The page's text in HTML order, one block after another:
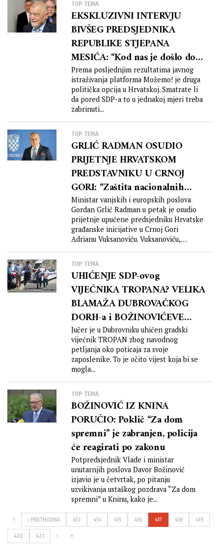
TOP TEMA
EKSKLUZIVNI INTERVJU
BIVŠEG PREDSJEDNIKA
REPUBLIKE STJEPANA
MESIĆA: “Kod nas je došlo do
nenamjerne zablude da su ‘Za
dom spremni’ koristili HOS-
ovci koji su branili Hrvatsku –
što nije istina! U nikakvim
bitkama nikakav HOS nije
sudjelovao!”
Prema posljednjim rezultatima javnog
istraživanja platforma Možemo! je druga
politička opcija u Hrvatskoj. Smatrate li
da pored SDP-a to u jednakoj mjeri treba
zabrinuti...
TOP TEMA
GRLIĆ RADMAN OSUDIO
PRIJETNJE HRVATSKOM
PREDSTAVNIKU U CRNOJ
GORI: “Zaštita nacionalnih
manjina okosnica je
bilateralnih odnosa”
Ministar vanjskih i europskih poslova
Gordan Grlić Radman u petak je osudio
prijetnje upućene predsjedniku Hrvatske
građanske inicijative u Crnoj Gori
Adrianu Vuksanoviću. Vuksanoviću,
TOP TEMA
UHIĆENJE SDP-ovog
VIJEĆNIKA TROPANA? VELIKA
BLAMAŽA DUBROVAČKOG
DORH-a i BOŽINOVIĆEVE
POLICIJE?!
Jučer je u Dubrovniku uhićen gradski
vijećnik TROPAN zbog navodnog
petljanja oko poticaja za svoje
zaposlenike. To je očito vijest koja bi se
mogla...
TOP TEMA
BOŽINOVIĆ IZ KNINA
PORUČIO: Poklič “Za dom
spremni” je zabranjen, policija
će reagirati po zakonu
Potpredsjednik Vlade i ministar
unutarnjih poslova Davor Božinović
izjavio je u četvrtak, po pitanju
uzvikivanja ustaškog pozdrava “Za dom
spremni” u Kninu, kako je...
‹ ‹ PRETHODNA 413 414 415 416 417 418 419
420 421 › »